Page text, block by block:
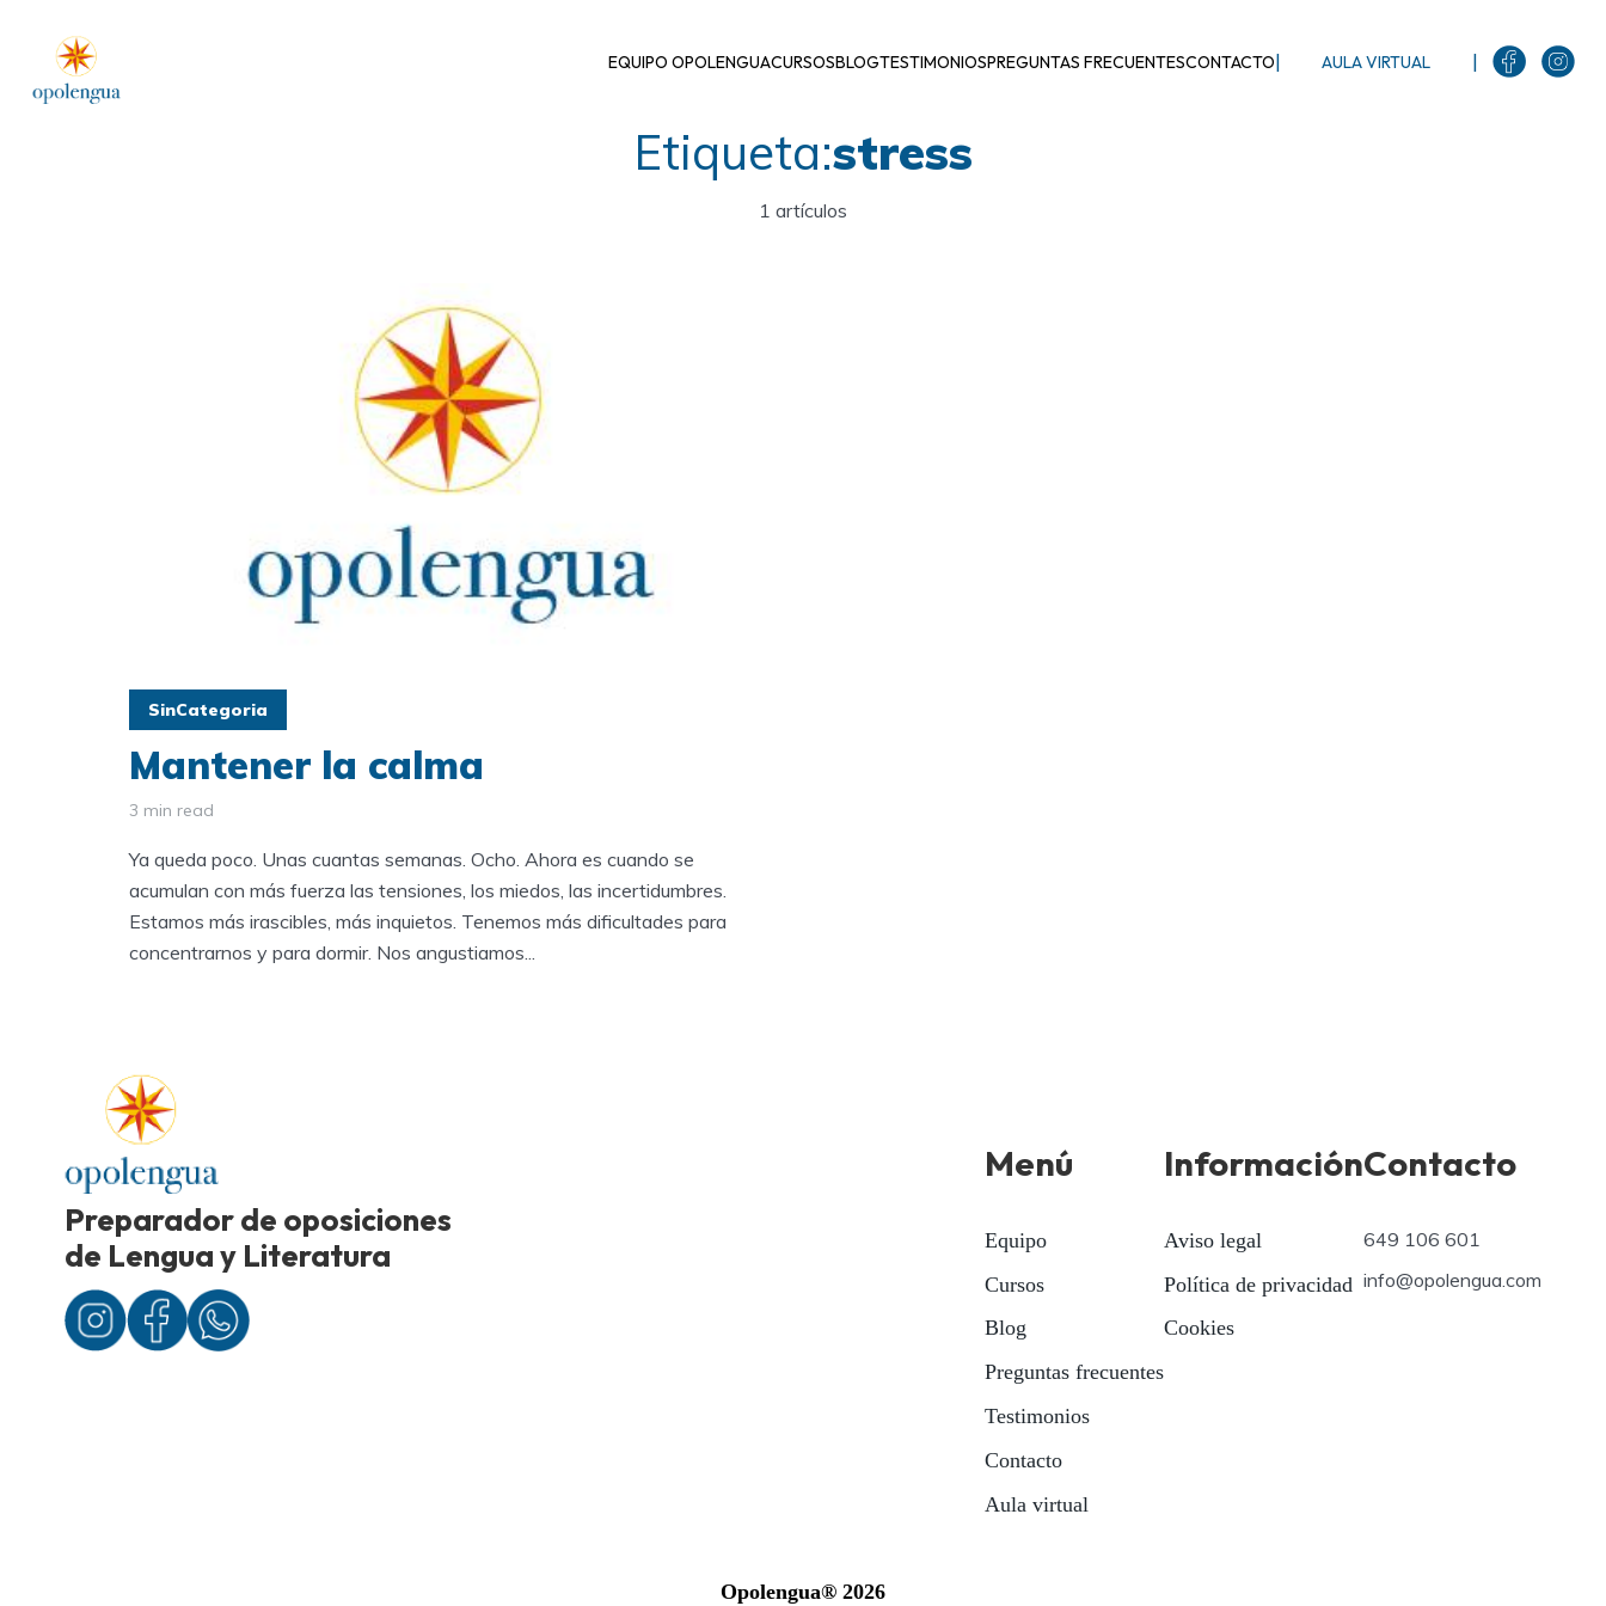
EQUIPO OPOLENGUACURSOSBLOGTESTIMONIOSPREGUNTAS FRECUENTESCONTACTO| AULA VIRTUAL |
Etiqueta:stress
1 artículos
SinCategoria
Mantener la calma
3 min read
Ya queda poco. Unas cuantas semanas. Ocho. Ahora es cuando se
acumulan con más fuerza las tensiones, los miedos, las incertidumbres.
Estamos más irascibles, más inquietos. Tenemos más dificultades para
concentrarnos y para dormir. Nos angustiamos...
Preparador de oposiciones
de Lengua y Literatura
Menú
Equipo
Cursos
Blog
Preguntas frecuentes
Testimonios
Contacto
Aula virtual
Información
Aviso legal
Política de privacidad
Cookies
Contacto
649 106 601
info@opolengua.com
Opolengua® 2026